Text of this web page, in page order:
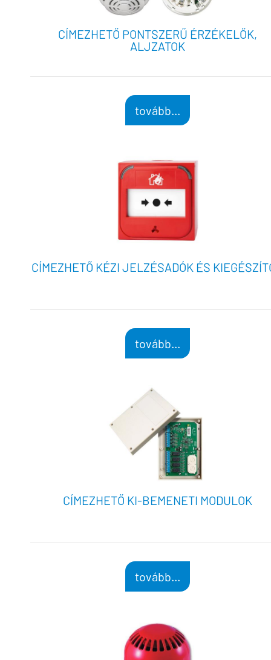
CÍMEZHETŐ PONTSZERŰ ÉRZÉKELŐK,
ALJZATOK
tovább...
CÍMEZHETŐ KÉZI JELZÉSADÓK ÉS
tovább...
CÍMEZHETŐ KI-BEMENETI MODULOK
tovább...